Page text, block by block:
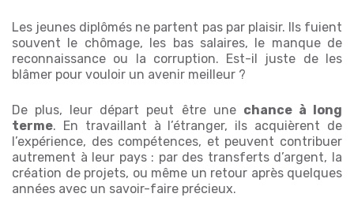
Les jeunes diplômés ne partent pas par plaisir. Ils fuient
souvent le chômage, les bas salaires, le manque de
reconnaissance ou la corruption. Est-il juste de les
blâmer pour vouloir un avenir meilleur ?
De plus, leur départ peut être une chance à long
terme. En travaillant à l’étranger, ils acquièrent de
l’expérience, des compétences, et peuvent contribuer
autrement à leur pays : par des transferts d’argent, la
création de projets, ou même un retour après quelques
années avec un savoir-faire précieux.